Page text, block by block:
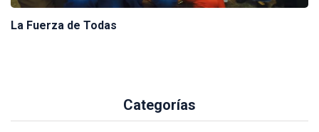
La Fuerza de Todas
Categorías